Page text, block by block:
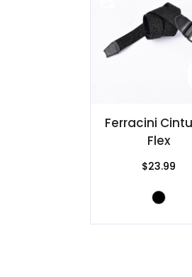
Ferracini
Flex
$23.99